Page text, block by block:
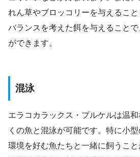
れん草やブロッコリーを与えるこ
バランスを考えた餌を与えること
ができます。
混泳
エラコカラックス・プルケルは温
くの魚と混泳が可能です。特に小
環境を好む魚たちと一緒に飼うこと